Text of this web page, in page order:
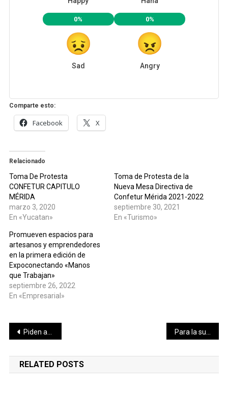
0%
Sad
0%
Angry
Comparte esto:
Facebook X
Relacionado
Toma De Protesta
CONFETUR CAPITULO
MÉRIDA
marzo 3, 2020
En «Yucatan»
Toma de Protesta de la
Nueva Mesa Directiva de
Confetur Mérida 2021-2022
septiembre 30, 2021
En «Turismo»
Promueven espacios para
artesanos y emprendedores
en la primera edición de
Expoconectando «Manos
que Trabajan»
septiembre 26, 2022
En «Empresarial»
Navegación
de
entradas
Piden aplicar protocolo de prevención a taxistas, vehículos de plataformas digitales y conductores particulares
RELATED POSTS